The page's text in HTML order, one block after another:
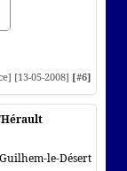
[13-05-2008] [#6]
le-Désert